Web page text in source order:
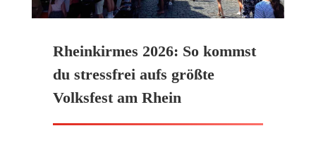
Rheinkirmes 2026: So kommst
du stressfrei aufs größte
Volksfest am Rhein